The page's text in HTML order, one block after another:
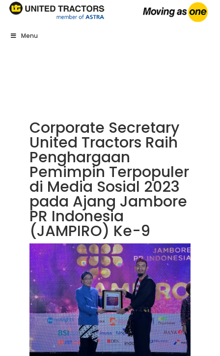
Menu
Corporate Secretary
United Tractors Raih
Penghargaan
Pemimpin Terpopuler
di Media Sosial 2023
pada Ajang Jambore
PR Indonesia
(JAMPIRO) Ke-9